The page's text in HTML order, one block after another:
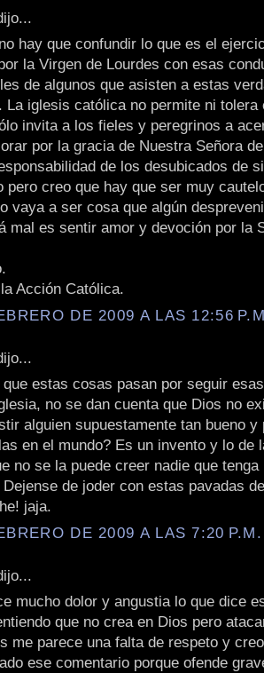
hay que confundir lo que es el
la Virgen de Lourdes con esas
de algunos que asisten a estas
La iglesis católica no permite ni tolera
invita a los fieles y peregrinos a
por la gracia de Nuestra Señora
de los desubicados de
pero creo que hay que ser muy
vaya a ser cosa que algún
mal es sentir amor y devoción por la
Acción Católica.
DE 2009 A LAS 12:56
que estas cosas pasan por seguir
no se dan cuenta que Dios no
alguien supuestamente tan bueno y
en el mundo? Es un invento y lo de
no se la puede creer nadie que tenga
Dejense de joder con estas pavadas
jaja.
DE 2009 A LAS 7:20 P.M.
mucho dolor y angustia lo que dice
que no crea en Dios pero
me parece una falta de respeto y
ese comentario porque ofende